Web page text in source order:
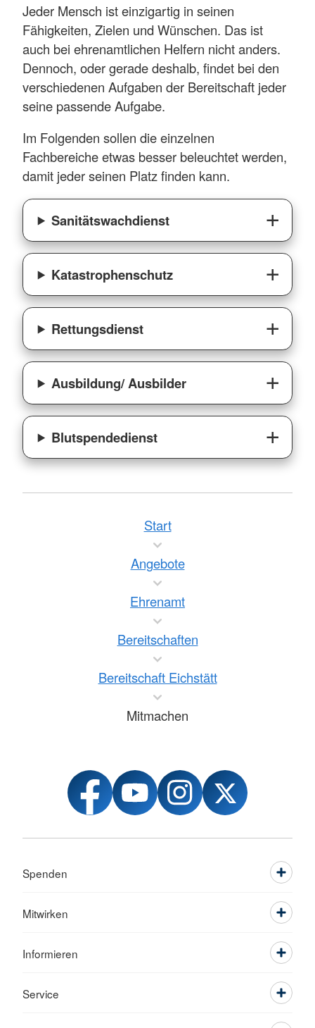
Jeder Mensch ist einzigartig in seinen
Fähigkeiten, Zielen und Wünschen. Das ist
auch bei ehrenamtlichen Helfern nicht anders.
Dennoch, oder gerade deshalb, findet bei den
verschiedenen Aufgaben der Bereitschaft jeder
seine passende Aufgabe.
Im Folgenden sollen die einzelnen
Fachbereiche etwas besser beleuchtet werden,
damit jeder seinen Platz finden kann.
Sanitätswachdienst
Katastrophenschutz
Rettungsdienst
Ausbildung/ Ausbilder
Blutspendedienst
Start
Angebote
Ehrenamt
Bereitschaften
Bereitschaft Eichstätt
Mitmachen
Spenden
Mitwirken
Informieren
Service